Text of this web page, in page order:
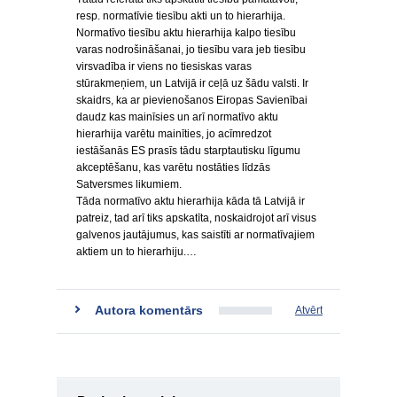
resp. normatīvie tiesību akti un to hierarhija.
Normatīvo tiesību aktu hierarhija kalpo tiesību
varas nodrošināšanai, jo tiesību vara jeb tiesību
virsvadība ir viens no tiesiskas varas
stūrakmeņiem, un Latvijā ir ceļā uz šādu valsti. Ir
skaidrs, ka ar pievienošanos Eiropas Savienībai
daudz kas mainīsies un arī normatīvo aktu
hierarhija varētu mainīties, jo acīmredzot
iestāšanās ES prasīs tādu starptautisku līgumu
akceptēšanu, kas varētu nostāties līdzās
Satversmes likumiem.
Tāda normatīvo aktu hierarhija kāda tā Latvijā ir
patreiz, tad arī tiks apskatīta, noskaidrojot arī visus
galvenos jautājumus, kas saistīti ar normatīvajiem
aktiem un to hierarhiju.…
Autora komentārs Atvērt